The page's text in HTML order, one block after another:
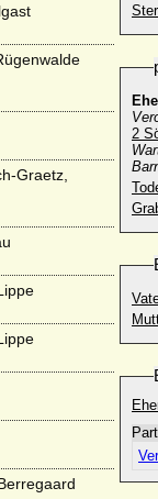
2
Graetz,